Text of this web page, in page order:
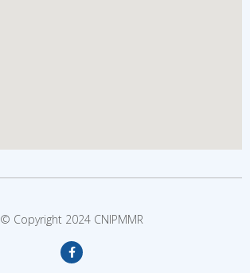
© Copyright 2024 CNIPMMR